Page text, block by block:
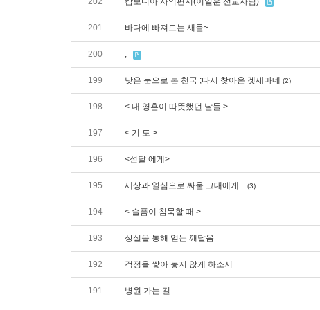
201 바다에 빠져드는 새들~
200 ,
199 낮은 눈으로 본 천국 ;다시 찾아온 겟세마네 (2)
198 < 내 영혼이 따뜻했던 날들 >
197 < 기 도 >
196 <섣달 에게>
195 세상과 열심으로 싸울 그대에게... (3)
194 < 슬픔이 침묵할 때 >
193 상실을 통해 얻는 깨달음
192 걱정을 쌓아 놓지 않게 하소서
191 병원 가는 길